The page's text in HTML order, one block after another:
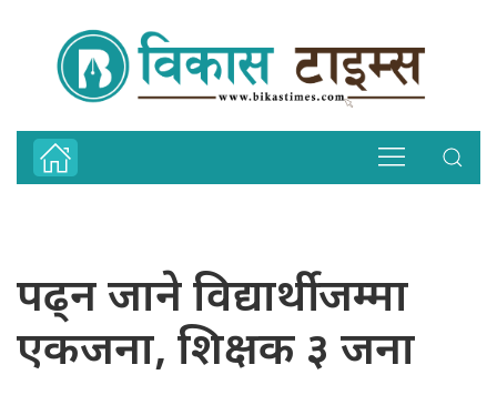
पढ्न जाने विद्यार्थी जम्मा
एकजना, शिक्षक ३ जना